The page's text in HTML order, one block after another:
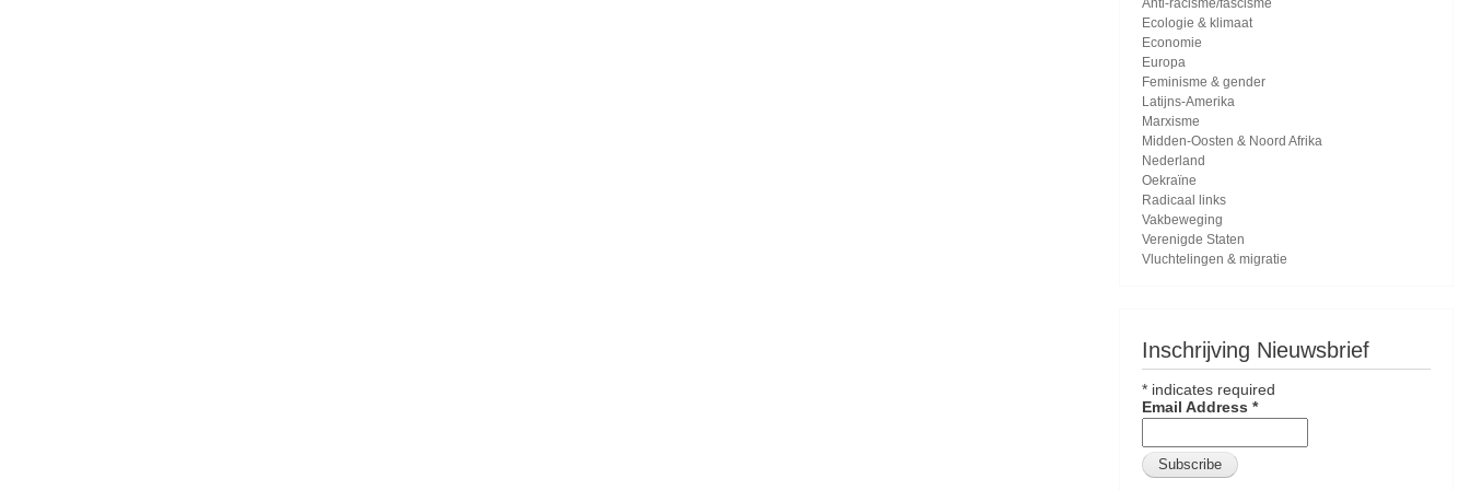
Anti-racisme/fascisme
Ecologie & klimaat
Economie
Europa
Feminisme & gender
Latijns-Amerika
Marxisme
Midden-Oosten & Noord Afrika
Nederland
Oekraïne
Radicaal links
Vakbeweging
Verenigde Staten
Vluchtelingen & migratie
Inschrijving Nieuwsbrief
* indicates required
Email Address *